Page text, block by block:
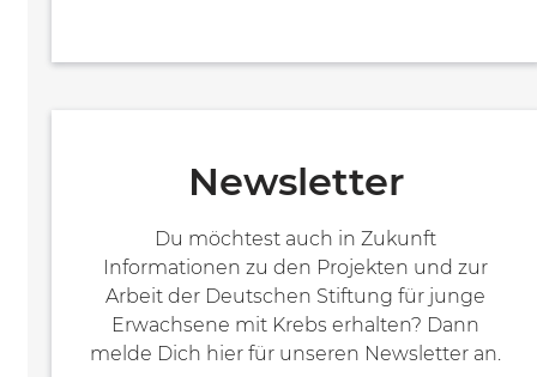
Newsletter
Du möchtest auch in Zukunft
Informationen zu den Projekten und zur
Arbeit der Deutschen Stiftung für junge
Erwachsene mit Krebs erhalten? Dann
melde Dich hier für unseren Newsletter an.